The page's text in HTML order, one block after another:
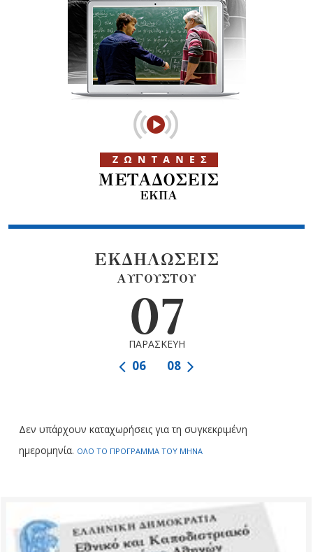
ΕΚΔΗΛΩΣΕΙΣ
ΑΥΓΟΥΣΤΟΥ
07
ΠΑΡΑΣΚΕΥΗ
08
06
Δεν υπάρχουν καταχωρήσεις για τη συγκεκριμένη
ημερομηνία. ΟΛΟ ΤΟ ΠΡΟΓΡΑΜΜΑ ΤΟΥ ΜΗΝΑ